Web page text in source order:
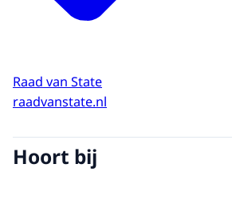
Raad van State
raadvanstate.nl
Hoort bij